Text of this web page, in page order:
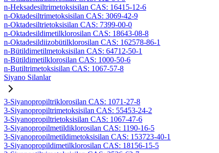
n-Heksadesiltrimetoksisilan CAS: 16415-12-6
n-Oktadesiltrimetoksisilan CAS: 3069-42-9
n-Oktadesiltrietoksisilan CAS: 7399-00-0
n-Oktadesildimetilklorosilan CAS: 18643-08-8
n-Oktadesildiizobütilklorosilan CAS: 162578-86-1
n-Bütildimetilmetoksisilan CAS: 64712-50-1
n-Bütildimetilklorosilan CAS: 1000-50-6
n-Butiltrimetoksisilan CAS: 1067-57-8
Siyano Silanlar
3-Siyanopropiltriklorosilan CAS: 1071-27-8
3-Siyanopropiltrimetoksisilan CAS: 55453-24-2
3-Siyanopropiltrietoksisilan CAS: 1067-47-6
3-Siyanopropilmetildiklorosilan CAS: 1190-16-5
3-Siyanopropilmetildimetoksisilan CAS: 153723-40-1
3-Siyanopropildimetilklorosilan CAS: 18156-15-5